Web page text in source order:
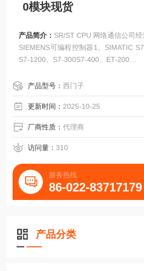
0模块现货
产品简介： SR/ST CPU 网络通信公司
SIEMENS可编程控制器1、SIMATIC
S7-1200、S7-300S7-400、ET-200
产品型号：西门子
更新时间： 2025-10-25
厂商性质：代理商
访问量：310
服务热线
86-022-83717179
产品分类